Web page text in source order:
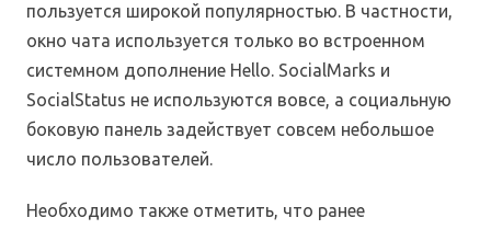
пользуется широкой популярностью. В частности,
окно чата используется только во встроенном
системном дополнение Hello. SocialMarks и
SocialStatus не используются вовсе, а социальную
боковую панель задействует совсем небольшое
число пользователей.
Необходимо также отметить, что ранее